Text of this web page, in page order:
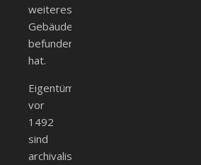
weiteres
Gebäude
befunden
hat.
Eigentümer
vor
1492
sind
archivalisch